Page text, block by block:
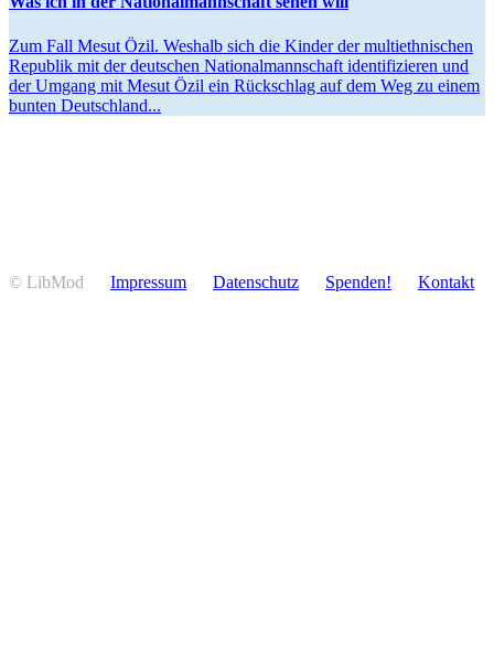
Zum Fall Mesut Özil. Weshalb sich die Kinder der multi­eth­ni­schen
Republik mit der deutschen Natio­nal­mann­schaft identi­fi­zieren und
der Umgang mit Mesut Özil ein Rückschlag auf dem Weg zu einem
bunten Deutschland...
© LibMod Impressum Daten­schutz Spenden! Kontakt